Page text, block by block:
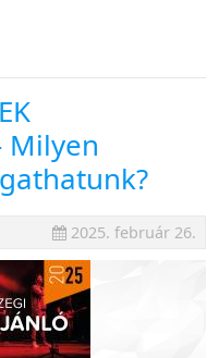
Milyen
2025. február 26.